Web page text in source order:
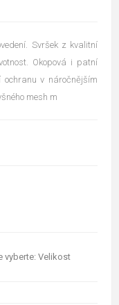
Svršek z kvalitní
Okopová i patní
v náročnějším
mesh m
vyberte: Velikost